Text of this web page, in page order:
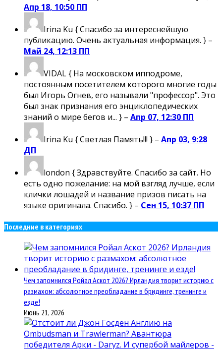
Апр 18, 10:50 ПП
Irina Ku { Спасибо за интереснейшую
публикацию. Очень актуальная информация. } –
Май 24, 12:13 ПП
VIDAL{ На московском ипподроме,
постоянным посетителем которого многие годы
был Игорь Огнев, его называли "профессор". Это
был знак признания его энциклопедических
знаний о мире бегов и... } – Апр 07, 12:30 ПП
Irina Ku { Светлая Память!!! } – Апр 03, 9:28
ДП
london { Здравствуйте. Спасибо за сайт. Но
есть одно пожелание: на мой взгляд лучше, если
клички лошадей и название призов писать на
языке оригинала. Спасибо. } – Сен 15, 10:37 ПП
Последние в категориях
Чем запомнился Ройал Аскот 2026? Ирландия творит историю с
размахом: абсолютное преобладание в бридинге, тренинге и
езде!
Июнь 21, 2026